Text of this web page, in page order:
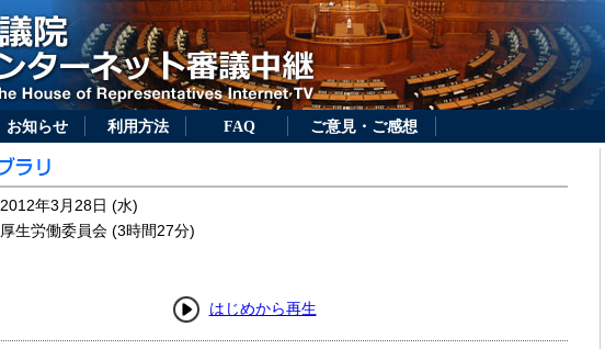
お知らせ 利用方法 FAQ ご意見・ご感想
2012年3月28日 (水)
厚生労働委員会 (3時間27分)
はじめから再生